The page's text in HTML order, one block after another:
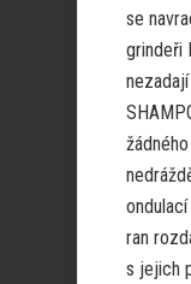
se
grindeři
ran
s jejich